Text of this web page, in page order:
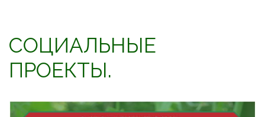
СОЦИАЛЬНЫЕ
ПРОЕКТЫ.